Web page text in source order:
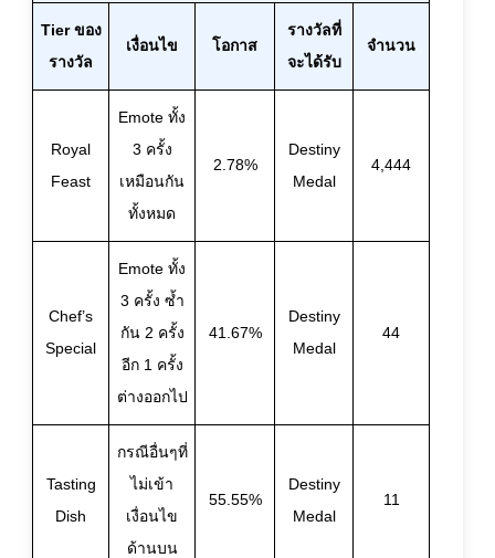
Tier ของ
รางวัล
เงื่อนไข โอกาส
รางวัลที่
จะได้รับ
จำนวน
Royal
Feast
Emote ทั้ง
3 ครั้ง
เหมือนกัน
ทั้งหมด
2.78%
Destiny
Medal
4,444
Chef’s
Special
Emote ทั้ง
3 ครั้ง ซ้ำ
กัน 2 ครั้ง
อีก 1 ครั้ง
ต่างออกไป
41.67%
Destiny
Medal
44
Tasting
Dish
กรณีอื่นๆที่
ไม่เข้า
เงื่อนไข
ด้านบน
55.55%
Destiny
Medal
11